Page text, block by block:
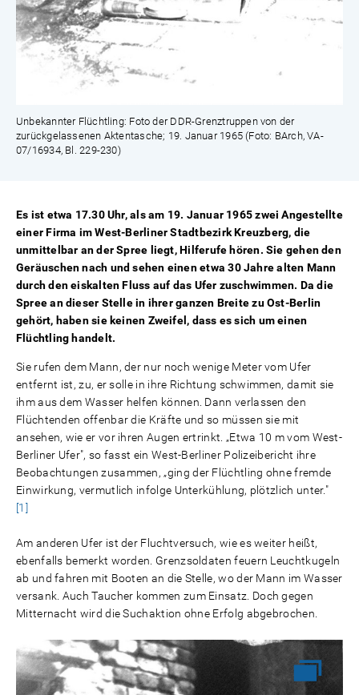
Unbekannter Flüchtling: Foto der DDR-Grenztruppen von der
zurückgelassenen Aktentasche; 19. Januar 1965 (Foto: BArch, VA-
07/16934, Bl. 229-230)
Es ist etwa 17.30 Uhr, als am 19. Januar 1965 zwei Angestellte
einer Firma im West-Berliner Stadtbezirk Kreuzberg, die
unmittelbar an der Spree liegt, Hilferufe hören. Sie gehen den
Geräuschen nach und sehen einen etwa 30 Jahre alten Mann
durch den eiskalten Fluss auf das Ufer zuschwimmen. Da die
Spree an dieser Stelle in ihrer ganzen Breite zu Ost-Berlin
gehört, haben sie keinen Zweifel, dass es sich um einen
Flüchtling handelt.
Sie rufen dem Mann, der nur noch wenige Meter vom Ufer
entfernt ist, zu, er solle in ihre Richtung schwimmen, damit sie
ihm aus dem Wasser helfen können. Dann verlassen den
Flüchtenden offenbar die Kräfte und so müssen sie mit
ansehen, wie er vor ihren Augen ertrinkt. „Etwa 10 m vom West-
Berliner Ufer", so fasst ein West-Berliner Polizeibericht ihre
Beobachtungen zusammen, „ging der Flüchtling ohne fremde
Einwirkung, vermutlich infolge Unterkühlung, plötzlich unter."
[1]
Am anderen Ufer ist der Fluchtversuch, wie es weiter heißt,
ebenfalls bemerkt worden. Grenzsoldaten feuern Leuchtkugeln
ab und fahren mit Booten an die Stelle, wo der Mann im Wasser
versank. Auch Taucher kommen zum Einsatz. Doch gegen
Mitternacht wird die Suchaktion ohne Erfolg abgebrochen.